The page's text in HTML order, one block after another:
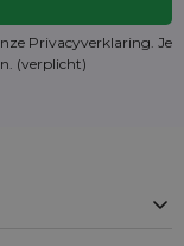
Privacyverklaring. Je
. (verplicht)